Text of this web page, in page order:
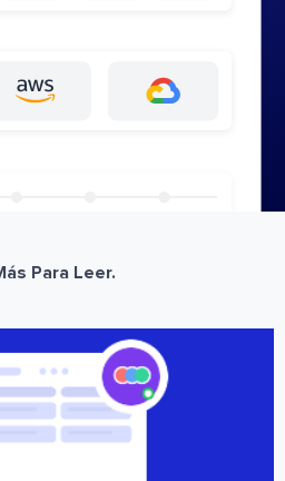
Para Leer.